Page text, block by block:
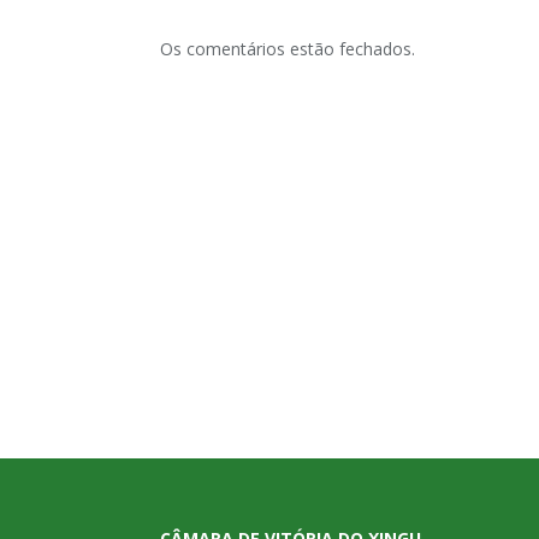
Os comentários estão fechados.